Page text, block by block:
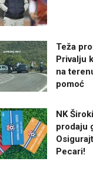
Teža
Privalju
na
pomoć
NK
prodaju
Pecari!